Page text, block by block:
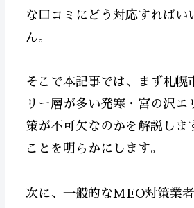
な口コミにどう対応すれば
ん。
そこで本記事では、まず札幌
リー層が多い発寒・宮の沢
策が不可欠なのかを解説しま
ことを明らかにします。
次に、一般的なMEO対策業